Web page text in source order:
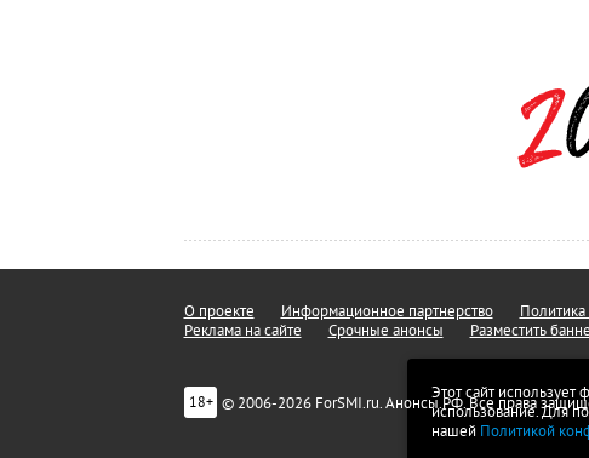
Этот сайт использует
использование. Для
нашей Политикой
О проекте Информационное партнерство
Реклама на сайте
Срочные анонсы Разместить
18+ © 2006-2026 ForSMI.ru. Анонсы.РФ. Все права